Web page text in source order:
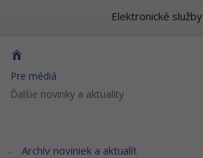
Elektronické služby
Pre médiá
Ďalšie novinky a aktuality
Archív noviniek a aktualít